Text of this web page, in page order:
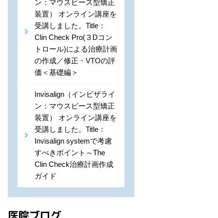
ン：マウスピース型矯正
装置） オンライン講座を
受講しました。Title：
Clin Check Pro(３Dコン
トロール)による治療計画
の作成／修正・VTOの評
価＜基礎編＞
Invisalign（インビザライ
ン：マウスピース型矯正
装置） オンライン講座を
受講しました。Title：
Invisalign systemで考慮
すべきポイント～The
Clin Check治療計画作成
ガイド